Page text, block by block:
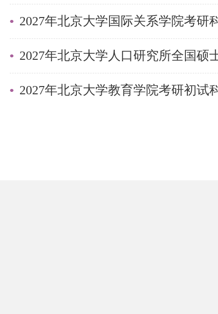
月5日（8：30以后）-4月30日进
2027年北京大学国际关系学院考研
2027年北京大学教育学院考研初试